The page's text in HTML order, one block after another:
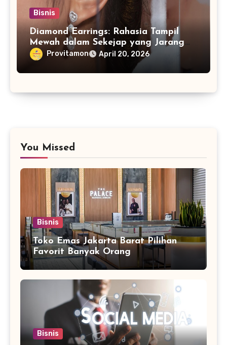
Bisnis
Diamond Earrings: Rahasia Tampil
Mewah dalam Sekejap yang Jarang
Diketahui
Provitamon April 20, 2026
You Missed
Bisnis
Toko Emas Jakarta Barat Pilihan
Favorit Banyak Orang
Bisnis